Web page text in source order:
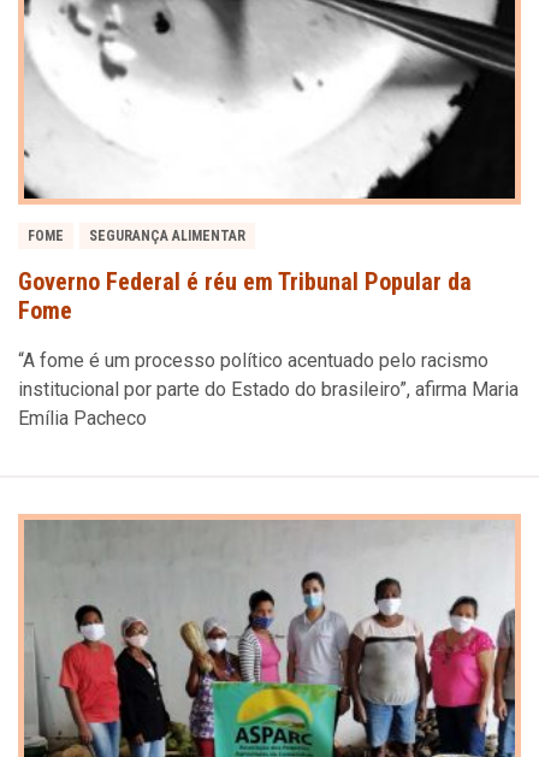
FOME SEGURANÇA ALIMENTAR
Governo Federal é réu em Tribunal Popular da
Fome
“A fome é um processo político acentuado pelo racismo
institucional por parte do Estado do brasileiro”, afirma Maria
Emília Pacheco